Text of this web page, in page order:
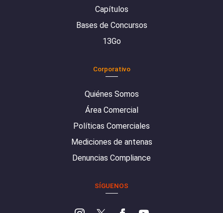
Capítulos
Bases de Concursos
13Go
Corporativo
Quiénes Somos
Área Comercial
Políticas Comerciales
Mediciones de antenas
Denuncias Compliance
SÍGUENOS